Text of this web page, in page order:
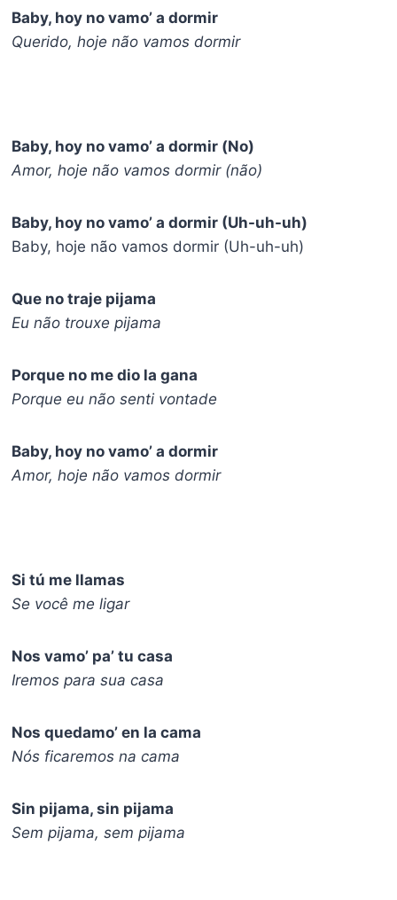
Baby, hoy no vamo’ a dormir
Querido, hoje não vamos dormir
Baby, hoy no vamo’ a dormir (No)
Amor, hoje não vamos dormir (não)
Baby, hoy no vamo’ a dormir (Uh-uh-uh)
Baby, hoje não vamos dormir (Uh-uh-uh)
Que no traje pijama
Eu não trouxe pijama
Porque no me dio la gana
Porque eu não senti vontade
Baby, hoy no vamo’ a dormir
Amor, hoje não vamos dormir
Si tú me llamas
Se você me ligar
Nos vamo’ pa’ tu casa
Iremos para sua casa
Nos quedamo’ en la cama
Nós ficaremos na cama
Sin pijama, sin pijama
Sem pijama, sem pijama